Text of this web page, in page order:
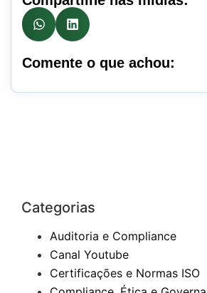
Comente o que achou:
Categorias
Auditoria e Compliance
Canal Youtube
Certificações e Normas ISO